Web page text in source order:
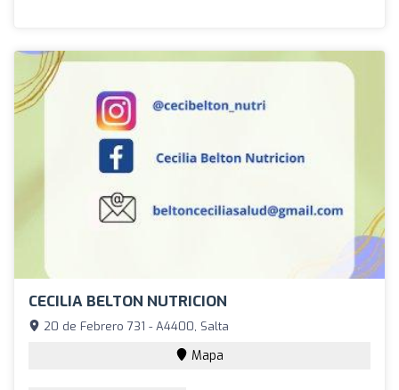
CECILIA BELTON NUTRICION
20 de Febrero 731 - A4400, Salta
Mapa